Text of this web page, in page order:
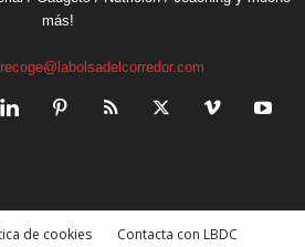
más!
recoge@labolsadelcorredor.com
de cookies Contacta con LBDC